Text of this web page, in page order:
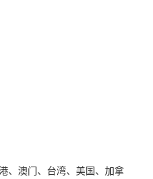
、澳门、台湾、美国、加拿